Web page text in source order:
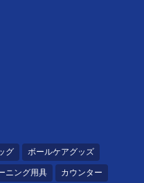
グ ボールケアグッズ
ニング用具 カウンター